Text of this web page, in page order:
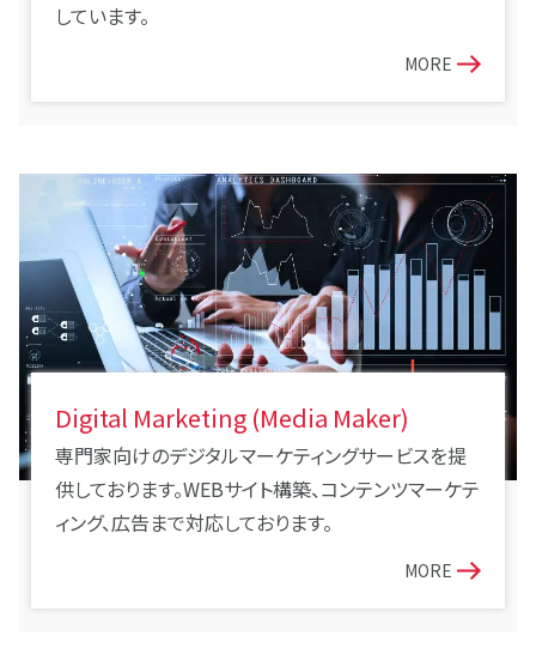
しています。
MORE
Digital Marketing (Media Maker)
専門家向けのデジタルマーケティングサービスを提
供しております。WEBサイト構築、コンテンツマーケテ
ィング、広告まで対応しております。
MORE